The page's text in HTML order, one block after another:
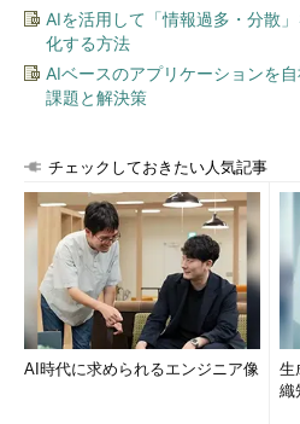
AIを活用して「情報過多・分散
化する方法
AIベースのアプリケーションを
課題と解決策
チェックしておきたい人気記事
AI時代に求められるエンジニア像
生
織